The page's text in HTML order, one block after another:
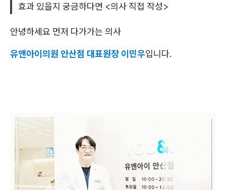
효과 있을지 궁금하다면 <의사 직접 작성>
안녕하세요 먼저 다가가는 의사
유앤아이의원 안산점 대표원장 이민우입니다.